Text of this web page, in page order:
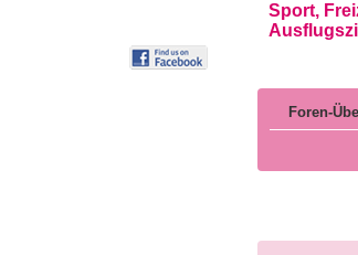
Sport,
Foren-